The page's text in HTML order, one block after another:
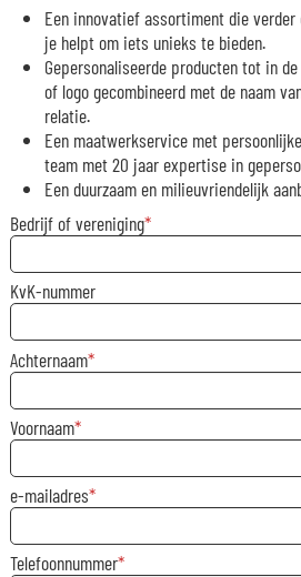
Een innovatief assortiment die
je helpt om iets unieks te bieden.
Gepersonaliseerde producten tot in
of logo gecombineerd met de naam
relatie.
Een maatwerkservice met
team met 20 jaar expertise in
Een duurzaam en milieuvriendelijk
Bedrijf of vereniging
KvK-nummer
Achternaam
Voornaam
e-mailadres
Telefoonnummer